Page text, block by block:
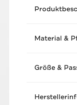
Material &
Größe &